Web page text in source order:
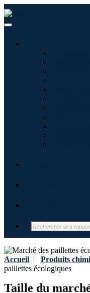
Accueil | Produits
paillettes écologiques
Taille du